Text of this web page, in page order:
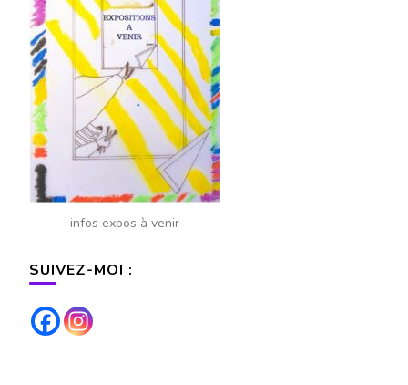
infos expos à venir
SUIVEZ-MOI :